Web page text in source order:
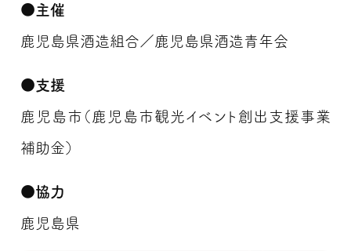
●主催
鹿児島県酒造組合／鹿児島県酒造青年会
●支援
鹿児島市（鹿児島市観光イベント創出支援事業
補助金）
●協力
鹿児島県